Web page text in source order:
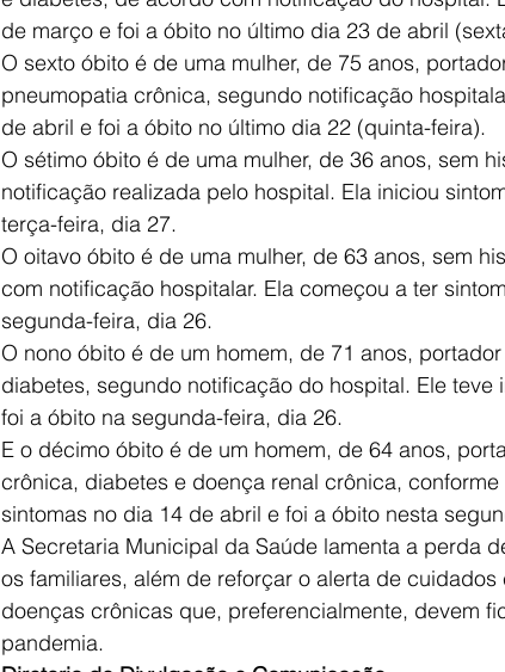
de março e foi a óbito no último dia 23 de abril
O sexto óbito é de uma mulher, de 75 anos,
pneumopatia crônica, segundo notificação
de abril e foi a óbito no último dia 22 (quinta-feira).
O sétimo óbito é de uma mulher, de 36 anos, sem
notificação realizada pelo hospital. Ela iniciou
terça-feira, dia 27.
O oitavo óbito é de uma mulher, de 63 anos, sem
com notificação hospitalar. Ela começou a ter
segunda-feira, dia 26.
O nono óbito é de um homem, de 71 anos,
diabetes, segundo notificação do hospital. Ele
foi a óbito na segunda-feira, dia 26.
E o décimo óbito é de um homem, de 64 anos,
crônica, diabetes e doença renal crônica,
sintomas no dia 14 de abril e foi a óbito nesta
A Secretaria Municipal da Saúde lamenta a perda
os familiares, além de reforçar o alerta de
doenças crônicas que, preferencialmente, devem
pandemia.